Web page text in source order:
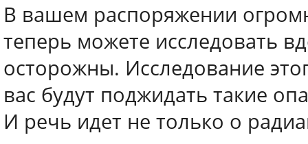
В вашем распоряжении
теперь можете исследовать
осторожны. Исследование
вас будут поджидать такие
И речь идет не только о